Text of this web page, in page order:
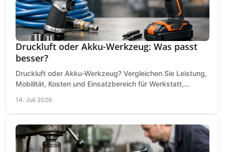
Druckluft oder Akku-Werkzeug: Was passt
besser?
Druckluft oder Akku-Werkzeug? Vergleichen Sie Leistung,
Mobilität, Kosten und Einsatzbereich für Werkstatt,
14. Juli 2026